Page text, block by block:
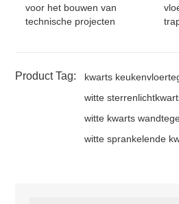
voor het bouwen van
technische projecten
Product Tag:
kwarts
witte
witte kwarts
witte sprankelende